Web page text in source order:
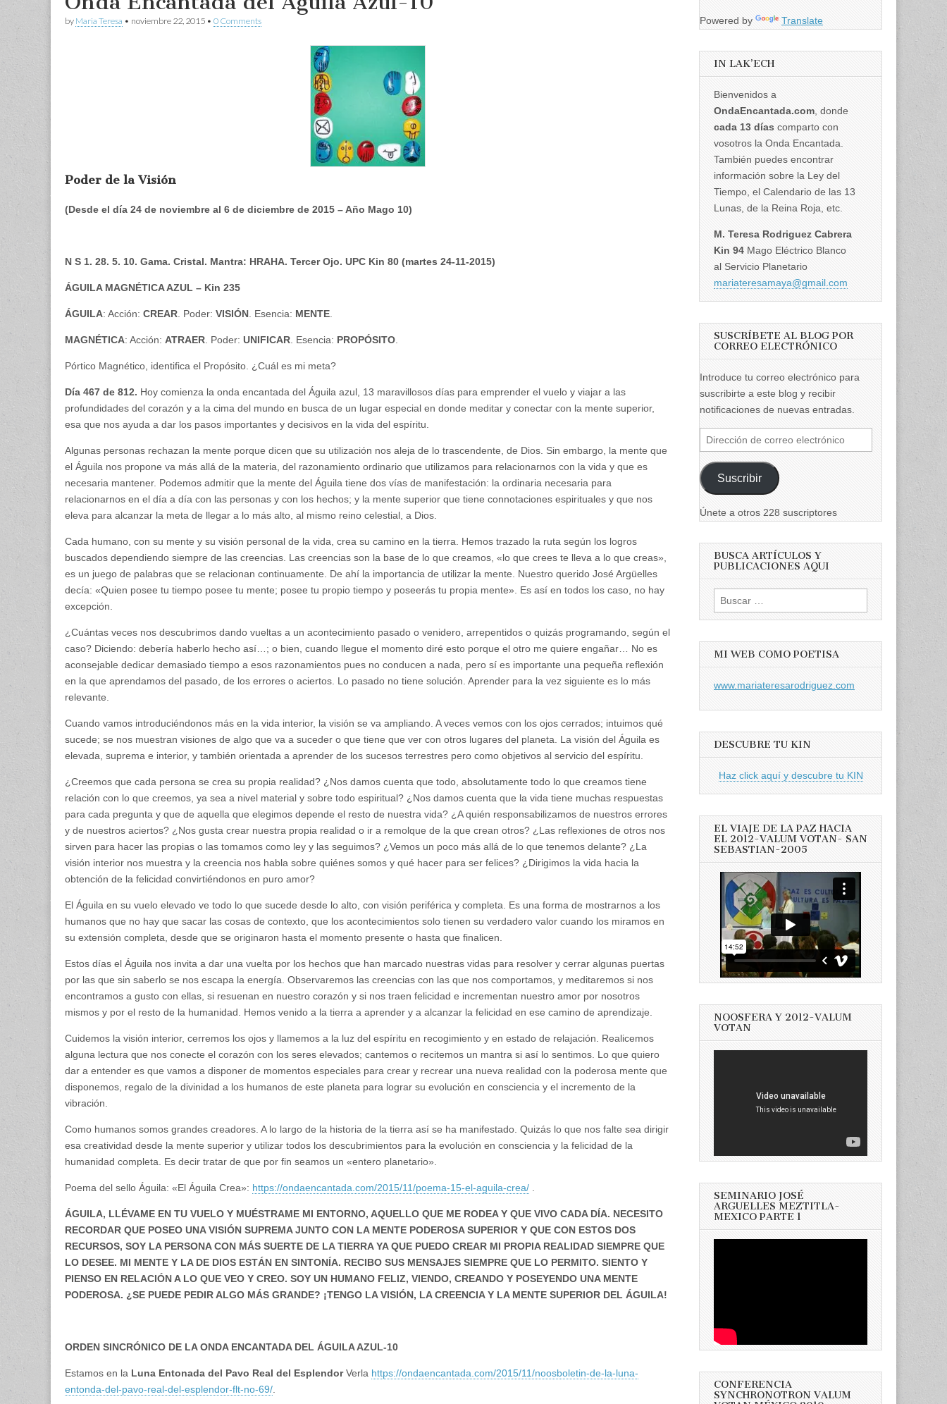
by Maria Teresa • noviembre 22, 2015 • 0 Comments
Poder de la Visión
(Desde el día 24 de noviembre al 6 de diciembre de 2015 – Año Mago 10)
N S 1. 28. 5. 10. Gama. Cristal. Mantra: HRAHA. Tercer Ojo. UPC Kin 80 (martes 24-11-2015)
ÁGUILA MAGNÉTICA AZUL – Kin 235
ÁGUILA: Acción: CREAR . Poder: VISIÓN . Esencia: MENTE
MAGNÉTICA: Acción: ATRAER . Poder: UNIFICAR . Esencia: PROPÓSITO
Pórtico Magnético, identifica el Propósito. ¿Cuál es mi meta?
Día 467 de 812. Hoy comienza la onda encantada del Águila azul, 13 maravillosos días para emprender el vuelo y viajar a las
profundidades del corazón y a la cima del mundo en busca de un lugar especial en donde meditar y conectar con la mente superior,
esa que nos ayuda a dar los pasos importantes y decisivos en la vida del espíritu.
Algunas personas rechazan la mente porque dicen que su utilización nos aleja de lo trascendente, de Dios. Sin embargo, la mente que
el Águila nos propone va más allá de la materia, del razonamiento ordinario que utilizamos para relacionarnos con la vida y que es
necesaria mantener. Podemos admitir que la mente del Águila tiene dos vías de manifestación: la ordinaria necesaria para
relacionarnos en el día a día con las personas y con los hechos; y la mente superior que tiene connotaciones espirituales y que nos
eleva para alcanzar la meta de llegar a lo más alto, al mismo reino celestial, a Dios.
Cada humano, con su mente y su visión personal de la vida, crea su camino en la tierra. Hemos trazado la ruta según los logros
buscados dependiendo siempre de las creencias. Las creencias son la base de lo que creamos, «lo que crees te lleva a lo que creas»,
es un juego de palabras que se relacionan continuamente. De ahí la importancia de utilizar la mente. Nuestro querido José Argüelles
decía: «Quien posee tu tiempo posee tu mente; posee tu propio tiempo y poseerás tu propia mente». Es así en todos los caso, no hay
excepción.
¿Cuántas veces nos descubrimos dando vueltas a un acontecimiento pasado o venidero, arrepentidos o quizás programando, según el
caso? Diciendo: debería haberlo hecho así…; o bien, cuando llegue el momento diré esto porque el otro me quiere engañar… No es
aconsejable dedicar demasiado tiempo a esos razonamientos pues no conducen a nada, pero sí es importante una pequeña reflexión
en la que aprendamos del pasado, de los errores o aciertos. Lo pasado no tiene solución. Aprender para la vez siguiente es lo más
relevante.
Cuando vamos introduciéndonos más en la vida interior, la visión se va ampliando. A veces vemos con los ojos cerrados; intuimos qué
sucede; se nos muestran visiones de algo que va a suceder o que tiene que ver con otros lugares del planeta. La visión del Águila es
elevada, suprema e interior, y también orientada a aprender de los sucesos terrestres pero como objetivos al servicio del espíritu.
¿Creemos que cada persona se crea su propia realidad? ¿Nos damos cuenta que todo, absolutamente todo lo que creamos tiene
relación con lo que creemos, ya sea a nivel material y sobre todo espiritual? ¿Nos damos cuenta que la vida tiene muchas respuestas
para cada pregunta y que de aquella que elegimos depende el resto de nuestra vida? ¿A quién responsabilizamos de nuestros errores
y de nuestros aciertos? ¿Nos gusta crear nuestra propia realidad o ir a remolque de la que crean otros? ¿Las reflexiones de otros nos
sirven para hacer las propias o las tomamos como ley y las seguimos? ¿Vemos un poco más allá de lo que tenemos delante? ¿La
visión interior nos muestra y la creencia nos habla sobre quiénes somos y qué hacer para ser felices? ¿Dirigimos la vida hacia la
obtención de la felicidad convirtiéndonos en puro amor?
El Águila en su vuelo elevado ve todo lo que sucede desde lo alto, con visión periférica y completa. Es una forma de mostrarnos a los
humanos que no hay que sacar las cosas de contexto, que los acontecimientos solo tienen su verdadero valor cuando los miramos en
su extensión completa, desde que se originaron hasta el momento presente o hasta que finalicen.
Estos días el Águila nos invita a dar una vuelta por los hechos que han marcado nuestras vidas para resolver y cerrar algunas puertas
por las que sin saberlo se nos escapa la energía. Observaremos las creencias con las que nos comportamos, y meditaremos si nos
encontramos a gusto con ellas, si resuenan en nuestro corazón y si nos traen felicidad e incrementan nuestro amor por nosotros
mismos y por el resto de la humanidad. Hemos venido a la tierra a aprender y a alcanzar la felicidad en ese camino de aprendizaje.
Cuidemos la visión interior, cerremos los ojos y llamemos a la luz del espíritu en recogimiento y en estado de relajación. Realicemos
alguna lectura que nos conecte el corazón con los seres elevados; cantemos o recitemos un mantra si así lo sentimos. Lo que quiero
dar a entender es que vamos a disponer de momentos especiales para crear y recrear una nueva realidad con la poderosa mente que
disponemos, regalo de la divinidad a los humanos de este planeta para lograr su evolución en consciencia y el incremento de la
vibración.
Como humanos somos grandes creadores. A lo largo de la historia de la tierra así se ha manifestado. Quizás lo que nos falte sea dirigir
esa creatividad desde la mente superior y utilizar todos los descubrimientos para la evolución en consciencia y la felicidad de la
humanidad completa. Es decir tratar de que por fin seamos un «entero planetario».
Poema del sello Águila: «El Águila Crea»: https://ondaencantada.com/2015/11/poema-15-el-aguila-crea/
ÁGUILA, LLÉVAME EN TU VUELO Y MUÉSTRAME MI ENTORNO, AQUELLO QUE ME RODEA Y QUE VIVO CADA DÍA. NECESITO
RECORDAR QUE POSEO UNA VISIÓN SUPREMA JUNTO CON LA MENTE PODEROSA SUPERIOR Y QUE CON ESTOS DOS
RECURSOS, SOY LA PERSONA CON MÁS SUERTE DE LA TIERRA YA QUE PUEDO CREAR MI PROPIA REALIDAD SIEMPRE QUE
LO DESEE. MI MENTE Y LA DE DIOS ESTÁN EN SINTONÍA. RECIBO SUS MENSAJES SIEMPRE QUE LO PERMITO. SIENTO Y
PIENSO EN RELACIÓN A LO QUE VEO Y CREO. SOY UN HUMANO FELIZ, VIENDO, CREANDO Y POSEYENDO UNA MENTE
PODEROSA. ¿SE PUEDE PEDIR ALGO MÁS GRANDE? ¡TENGO LA VISIÓN, LA CREENCIA Y LA MENTE SUPERIOR DEL ÁGUILA!
ORDEN SINCRÓNICO DE LA ONDA ENCANTADA DEL ÁGUILA AZUL-10
Estamos en la Luna Entonada del Pavo Real del EsplendorVerla https://ondaencantada.com/2015/11/noosboletin-de-la-luna-
entonda-del-pavo-real-del-esplendor-flt-no-69/
Powered by Translate
IN LAK’ECH
Bienvenidos a
OndaEncantada.com , donde
cada 13 días comparto con
vosotros la Onda Encantada.
También puedes encontrar
información sobre la Ley del
Tiempo, el Calendario de las 13
Lunas, de la Reina Roja, etc.
M. Teresa Rodriguez Cabrera
Kin 94 Mago Eléctrico Blanco
al Servicio Planetario
mariateresamaya@gmail.com
SUSCRÍBETE AL BLOG POR
CORREO ELECTRÓNICO
Introduce tu correo electrónico para
suscribirte a este blog y recibir
notificaciones de nuevas entradas.
Dirección
de
correo
electrónico
Suscribir
Únete a otros 228 suscriptores
BUSCA ARTÍCULOS Y
PUBLICACIONES AQUI
Buscar:
MI WEB COMO POETISA
www.mariateresarodriguez.com
DESCUBRE TU KIN
Haz click aquí y descubre tu KIN
EL VIAJE DE LA PAZ HACIA
EL 2012-VALUM VOTAN- SAN
SEBASTIAN-2005
NOOSFERA Y 2012-VALUM
VOTAN
SEMINARIO JOSÉ
ARGUELLES MEZTITLA-
MEXICO PARTE 1
CONFERENCIA
SYNCHRONOTRON VALUM